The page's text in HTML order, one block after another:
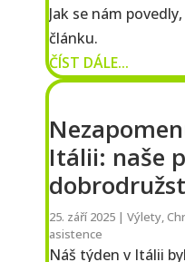
Jak se nám
článku.
ČÍST DÁLE...
Itálii: naše
25. září 2025 | Výlety,
asistence
Náš týden v Itálii